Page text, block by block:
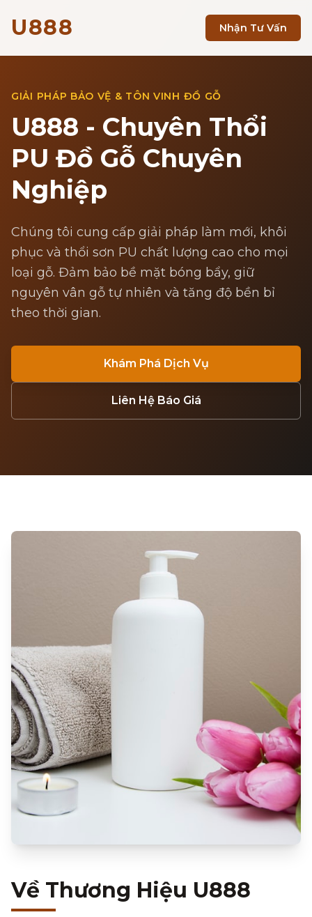
U888 Nhận Tư Vấn
GIẢI PHÁP BẢO VỆ & TÔN VINH ĐỒ GỖ
U888 - Chuyên Thổi
PU Đồ Gỗ Chuyên
Nghiệp
Chúng tôi cung cấp giải pháp làm mới, khôi
phục và thổi sơn PU chất lượng cao cho mọi
loại gỗ. Đảm bảo bề mặt bóng bẩy, giữ
nguyên vân gỗ tự nhiên và tăng độ bền bỉ
theo thời gian.
Khám Phá Dịch Vụ
Liên Hệ Báo Giá
Về Thương Hiệu U888